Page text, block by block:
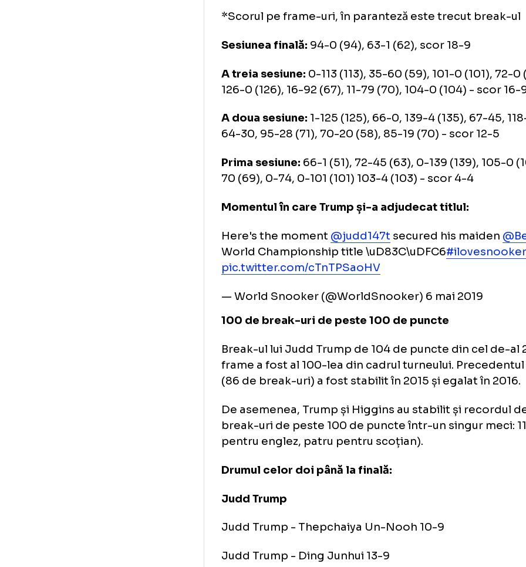
Judd Trmp va încasa un premiu de 500,000 de
timp ce John Higgins va fi răsplătit cu 200,000
Judd Trump (Ang) 18-9 John Higgins (Sco)
Sesiunea finală:94-0 (94), 63-1 (62), scor 18-9
A treia sesiune:0-113 (113), 35-60 (59), 101-0
126-0 (126), 16-92 (67), 11-79 (70), 104-0 (104) -
1-125 (125), 66-0, 139-4 (135),
64-30, 95-28 (71), 70-20 (58), 85-19 (70) - scor
Prima sesiune:66-1 (51), 72-45 (63), 0-139
Momentul în care Trump și-a adjudecat titlul:
Here's the moment@judd147tsecured his
World Championship title \uD83C\uDFC6
pic.twitter.com/cTnTPSaoHV
— World Snooker (@WorldSnooker)6 mai
100 de break-uri de peste 100 de puncte
Break-ul lui Judd Trump de 104 de puncte din
(86 de break-uri) a fost stabilit în 2015 și egalat
break-uri de peste 100 de puncte într-un singur